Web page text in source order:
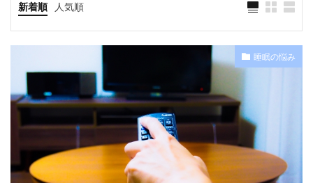
新着順 人気順
睡眠の悩み